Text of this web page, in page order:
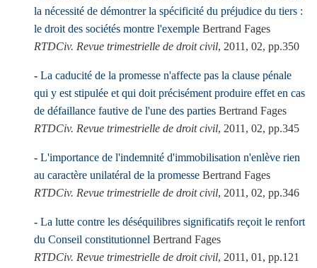
la nécessité de démontrer la spécificité du préjudice du tiers :
le droit des sociétés montre l'exemple Bertrand Fages
RTDCiv. Revue trimestrielle de droit civil, 2011, 02, pp.350
La caducité de la promesse n'affecte pas la clause pénale
qui y est stipulée et qui doit précisément produire effet en cas
de défaillance fautive de l'une des parties Bertrand Fages
RTDCiv. Revue trimestrielle de droit civil, 2011, 02, pp.345
L'importance de l'indemnité d'immobilisation n'enlève rien
au caractère unilatéral de la promesse Bertrand Fages
RTDCiv. Revue trimestrielle de droit civil, 2011, 02, pp.346
La lutte contre les déséquilibres significatifs reçoit le renfort
du Conseil constitutionnel Bertrand Fages
RTDCiv. Revue trimestrielle de droit civil, 2011, 01, pp.121